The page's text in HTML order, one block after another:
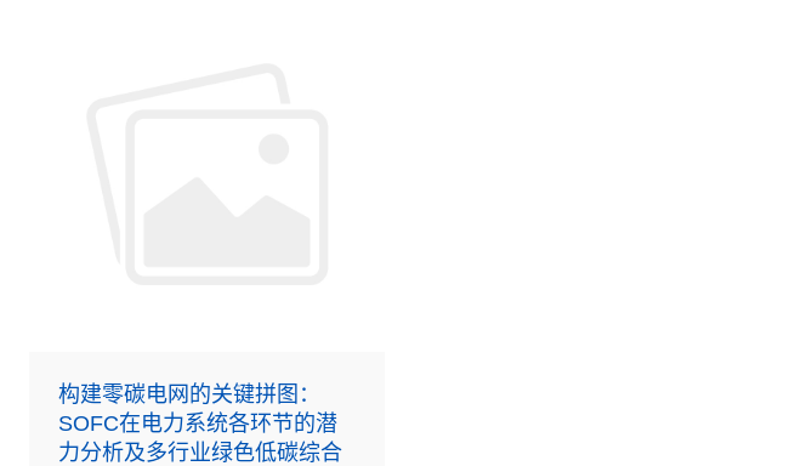
构建零碳电网的关键拼图：
SOFC在电力系统各环节的潜
力分析及多行业绿色低碳综合